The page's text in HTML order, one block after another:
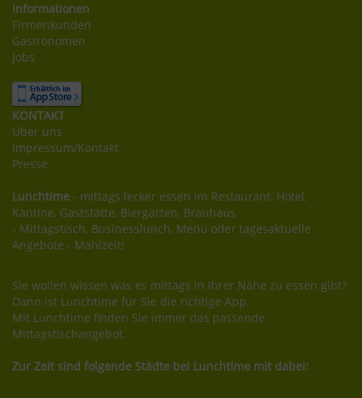
Informationen
Firmenkunden
Gastronomen
Jobs
KONTAKT
Über uns
Impressum/Kontakt
Presse
Lunchtime - mittags lecker essen im Restaurant, Hotel,
Kantine, Gaststätte, Biergarten, Brauhaus
- Mittagstisch, Businesslunch, Menü oder tagesaktuelle
Angebote - Mahlzeit!
Sie wollen wissen was es mittags in Ihrer Nähe zu essen gibt?
Dann ist Lunchtime für Sie die richtige App.
Mit Lunchtime finden Sie immer das passende
Mittagstischangebot.
Zur Zeit sind folgende Städte bei Lunchtime mit dabei: